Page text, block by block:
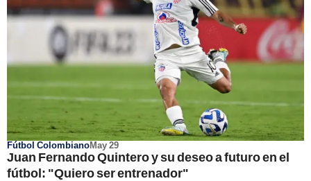
Fútbol ColombianoMay 29
Juan Fernando Quintero y su deseo a futuro en el
fútbol: "Quiero ser entrenador"